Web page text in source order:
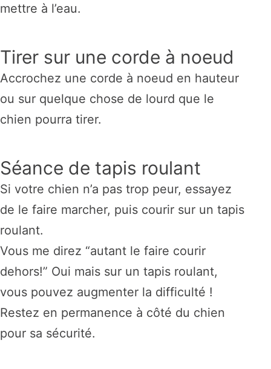
mettre à l’eau.
Tirer sur une corde à noeud
Accrochez une corde à noeud en hauteur
ou sur quelque chose de lourd que le
chien pourra tirer.
Séance de tapis roulant
Si votre chien n’a pas trop peur, essayez
de le faire marcher, puis courir sur un tapis
roulant.
Vous me direz “autant le faire courir
dehors!” Oui mais sur un tapis roulant,
vous pouvez augmenter la difficulté !
Restez en permanence à côté du chien
pour sa sécurité.